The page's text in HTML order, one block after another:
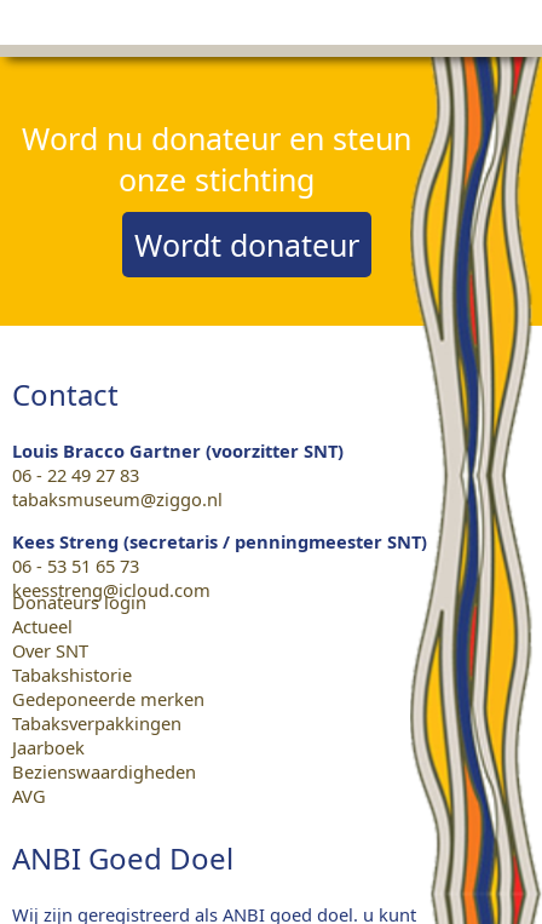
Word nu donateur en steun
onze stichting
Wordt donateur
Contact
Louis Bracco Gartner (voorzitter SNT)
06 - 22 49 27 83
tabaksmuseum@ziggo.nl
Kees Streng (secretaris / penningmeester SNT)
06 - 53 51 65 73
keesstreng@icloud.com
Donateurs login
Actueel
Over SNT
Tabakshistorie
Gedeponeerde merken
Tabaksverpakkingen
Jaarboek
Bezienswaardigheden
AVG
ANBI Goed Doel
Wij zijn geregistreerd als ANBI goed doel. u kunt